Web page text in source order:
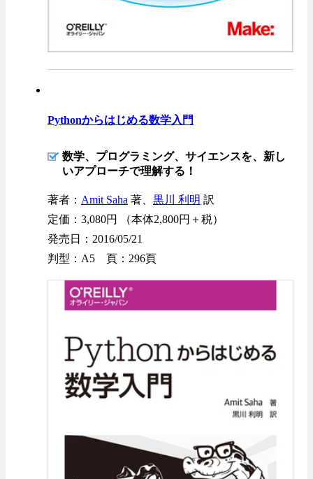
Pythonからはじめる数学入門
数学、プログラミング、サイエンスを、新し
いアプローチで理解する！
著者： Amit Saha 著、 黒川 利明 訳
定価：3,080円 （本体2,800円＋税）
発売日：2016/05/21
判型：A5 頁：296頁